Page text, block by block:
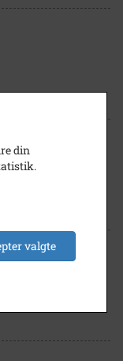
og
30.
Haslev
din
valgte